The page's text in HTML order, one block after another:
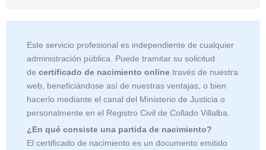
Este servicio profesional es independiente de cualquier
administración pública. Puede tramitar su solicitud
de certificado de nacimiento online través de nuestra
web, beneficiándose así de nuestras ventajas, o bien
hacerlo mediante el canal del Ministerio de Justicia o
personalmente en el Registro Civil de Collado Villalba.
¿En qué consiste una partida de nacimiento?
El certificado de nacimiento es un documento emitido